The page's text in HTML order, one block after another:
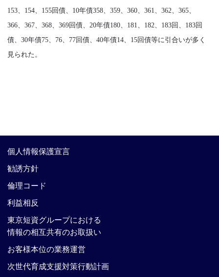
153、154、155回債、10年債358、359、360、361、362、365、
366、367、368、369回債、20年債180、181、182、183回、183回
債、30年債75、76、77回債、40年債14、15回債等に引合いが多く
見られた。
個人情報保護宣言
勧誘方針
倫理コード
利益相反
東京短資グループにおける
情報の相互共有のお取扱い
お客様本位の業務運営
次世代育成支援対策行動計画